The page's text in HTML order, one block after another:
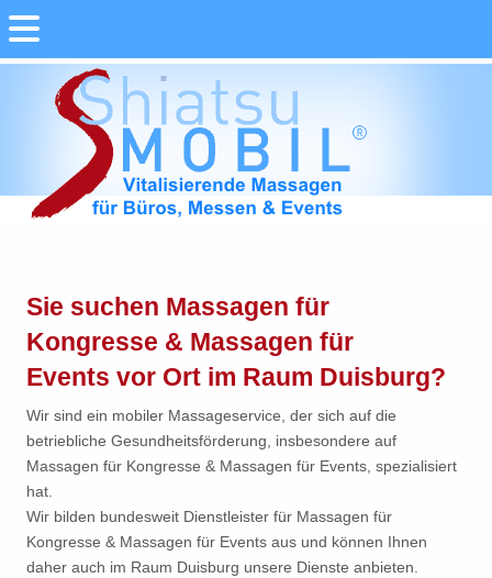
Sie suchen Massagen für
Kongresse & Massagen für
Events vor Ort im Raum Duisburg?
Wir sind ein mobiler Massageservice, der sich auf die
betriebliche Gesundheitsförderung, insbesondere auf
Massagen für Kongresse & Massagen für Events, spezialisiert
hat.
Wir bilden bundesweit Dienstleister für Massagen für
Kongresse & Massagen für Events aus und können Ihnen
daher auch im Raum Duisburg unsere Dienste anbieten.